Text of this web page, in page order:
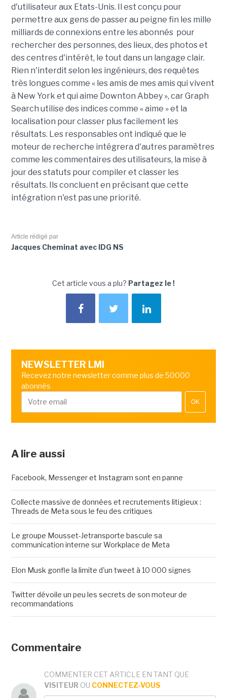
d'utilisateur aux Etats-Unis. Il est conçu pour
permettre aux gens de passer au peigne fin les mille
milliards de connexions entre les abonnés pour
rechercher des personnes, des lieux, des photos et
des centres d'intérêt, le tout dans un langage clair.
Rien n'interdit selon les ingénieurs, des requêtes
très longues comme « les amis de mes amis qui vivent
à New York et qui aime Downton Abbey », car Graph
Search utilise des indices comme « aime » et la
localisation pour classer plus facilement les
résultats. Les responsables ont indiqué que le
moteur de recherche intégrera d'autres paramètres
comme les commentaires des utilisateurs, la mise à
jour des statuts pour compiler et classer les
résultats. Ils concluent en précisant que cette
intégration n'est pas une priorité.
Article rédigé par
Jacques Cheminat avec IDG NS
Cet article vous a plu? Partagez le !
NEWSLETTER LMI
Recevez notre newsletter comme plus de 50000
abonnés
OK
A lire aussi
Facebook, Messenger et Instagram sont en panne
Collecte massive de données et recrutements litigieux :
Threads de Meta sous le feu des critiques
Le groupe Mousset-Jetransporte bascule sa
communication interne sur Workplace de Meta
Elon Musk gonfle la limite d'un tweet à 10 000 signes
Twitter dévoile un peu les secrets de son moteur de
recommandations
Commentaire
COMMENTER CET ARTICLE EN TANT QUE
VISITEUR OU CONNECTEZ-VOUS